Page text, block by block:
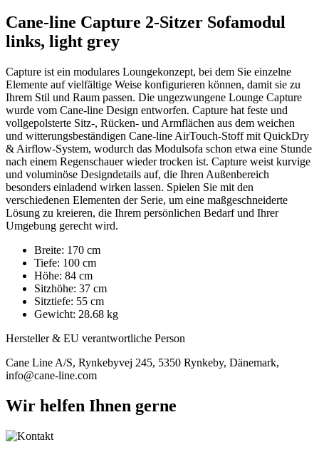
Cane-line Capture 2-Sitzer Sofamodul
links, light grey
Capture ist ein modulares Loungekonzept, bei dem Sie einzelne
Elemente auf vielfältige Weise konfigurieren können, damit sie zu
Ihrem Stil und Raum passen. Die ungezwungene Lounge Capture
wurde vom Cane-line Design entworfen. Capture hat feste und
vollgepolsterte Sitz-, Rücken- und Armflächen aus dem weichen
und witterungsbeständigen Cane-line AirTouch-Stoff mit QuickDry
& Airflow-System, wodurch das Modulsofa schon etwa eine Stunde
nach einem Regenschauer wieder trocken ist. Capture weist kurvige
und voluminöse Designdetails auf, die Ihren Außenbereich
besonders einladend wirken lassen. Spielen Sie mit den
verschiedenen Elementen der Serie, um eine maßgeschneiderte
Lösung zu kreieren, die Ihrem persönlichen Bedarf und Ihrer
Umgebung gerecht wird.
Breite: 170 cm
Tiefe: 100 cm
Höhe: 84 cm
Sitzhöhe: 37 cm
Sitztiefe: 55 cm
Gewicht: 28.68 kg
Hersteller & EU verantwortliche Person
Cane Line A/S, Rynkebyvej 245, 5350 Rynkeby, Dänemark,
info@cane-line.com
Wir helfen Ihnen gerne